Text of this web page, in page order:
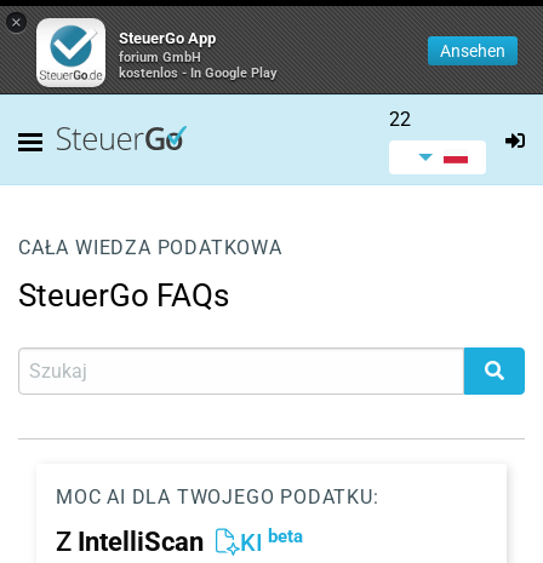
×
SteuerGo App
forium GmbH
kostenlos - In Google Play
Ansehen
22
CAŁA WIEDZA PODATKOWA
SteuerGo FAQs
MOC AI DLA TWOJEGO PODATKU:
Z IntelliScan KI beta